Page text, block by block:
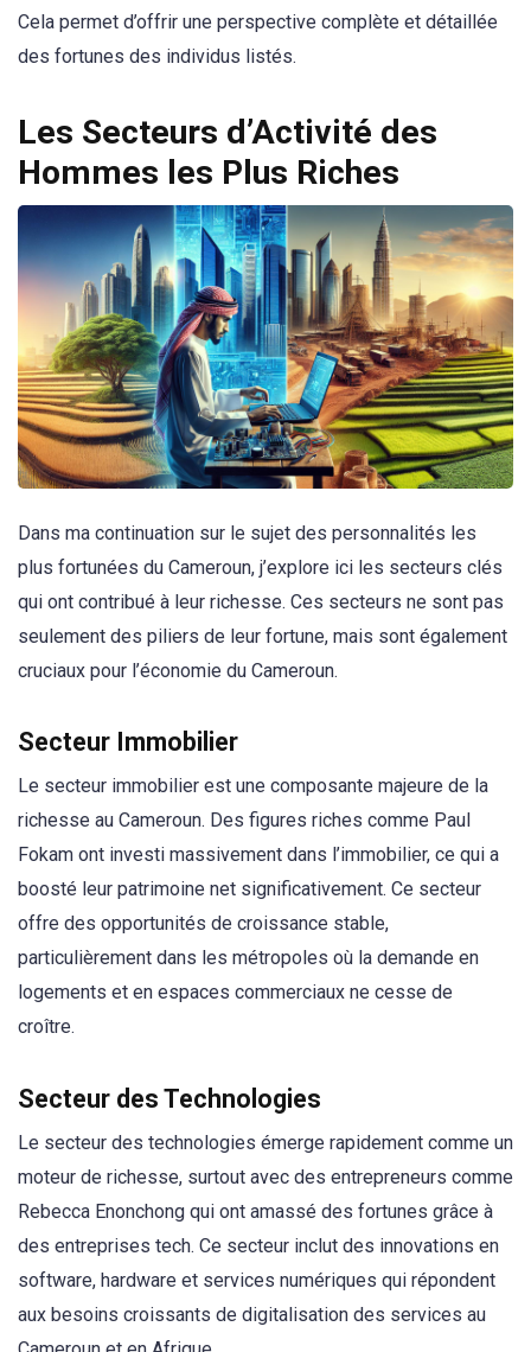
Cela permet d’offrir une perspective complète et détaillée
des fortunes des individus listés.
Les Secteurs d’Activité des
Hommes les Plus Riches
Dans ma continuation sur le sujet des personnalités les
plus fortunées du Cameroun, j’explore ici les secteurs clés
qui ont contribué à leur richesse. Ces secteurs ne sont pas
seulement des piliers de leur fortune, mais sont également
cruciaux pour l’économie du Cameroun.
Secteur Immobilier
Le secteur immobilier est une composante majeure de la
richesse au Cameroun. Des figures riches comme Paul
Fokam ont investi massivement dans l’immobilier, ce qui a
boosté leur patrimoine net significativement. Ce secteur
offre des opportunités de croissance stable,
particulièrement dans les métropoles où la demande en
logements et en espaces commerciaux ne cesse de
croître.
Secteur des Technologies
Le secteur des technologies émerge rapidement comme un
moteur de richesse, surtout avec des entrepreneurs comme
Rebecca Enonchong qui ont amassé des fortunes grâce à
des entreprises tech. Ce secteur inclut des innovations en
software, hardware et services numériques qui répondent
aux besoins croissants de digitalisation des services au